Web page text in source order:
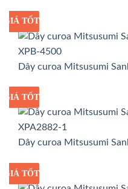
GIÁ SỈ
GIÁ TỐT
Dây curoa Mitsusumi
GIÁ SỈ
GIÁ TỐT
Dây curoa Mitsusumi
GIÁ SỈ
GIÁ TỐT